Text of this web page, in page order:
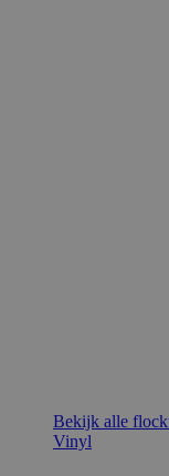
Bekijk alle
Vinyl